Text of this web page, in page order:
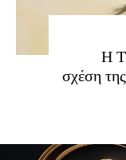
Η
σχέση